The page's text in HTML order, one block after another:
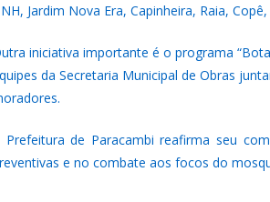
Jardim Nova Era, Capinheira, Raia,
iniciativa importante é o programa
da Secretaria Municipal de Obras
Prefeitura de Paracambi reafirma seu
e no combate aos focos do